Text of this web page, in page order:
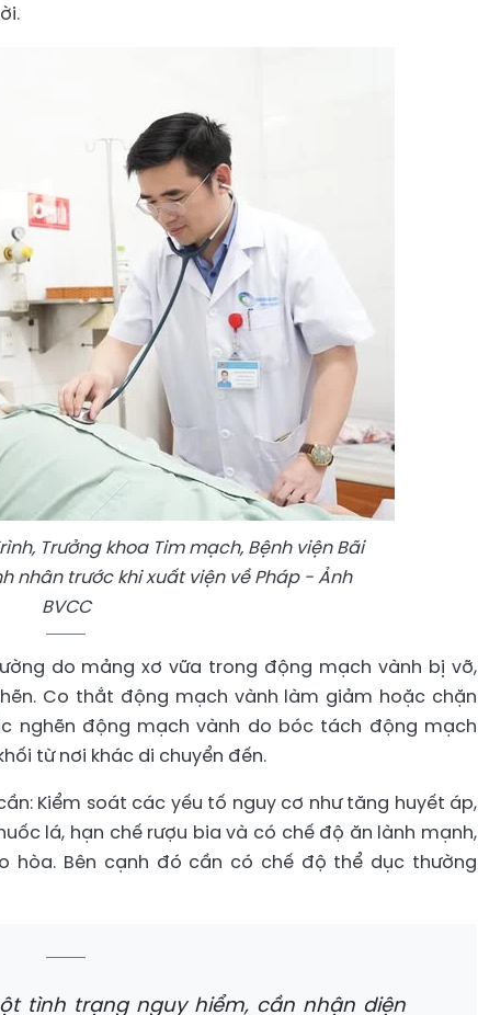
Trưởng khoa Tim mạch, Bệnh viện Bãi
nhân trước khi xuất viện về Pháp - Ảnh
BVCC
do mảng xơ vữa trong động mạch vành bị vỡ,
Co thắt động mạch vành làm giảm hoặc chặn
nghẽn động mạch vành do bóc tách động mạch
từ nơi khác di chuyển đến.
Kiểm soát các yếu tố nguy cơ như tăng huyết áp,
lá, hạn chế rượu bia và có chế độ ăn lành mạnh,
hòa. Bên cạnh đó cần có chế độ thể dục thường
tình trạng nguy hiểm, cần nhận diện